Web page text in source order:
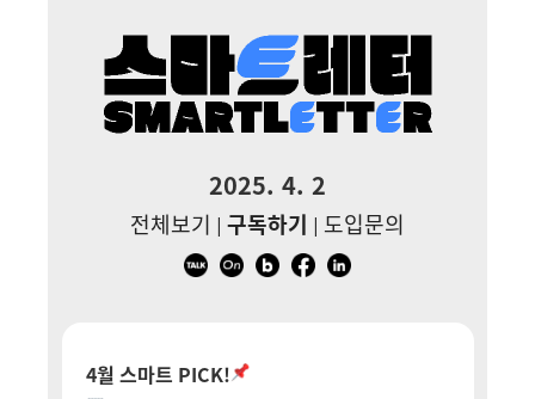
2025. 4. 2
전체보기 구독하기 도입문의
4월 스마트 PICK!